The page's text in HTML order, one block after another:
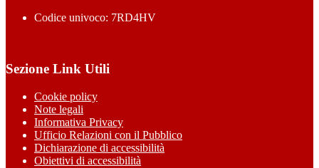
Codice univoco: 7RD4HV
Sezione Link Utili
Cookie policy
Note legali
Informativa Privacy
Ufficio Relazioni con il Pubblico
Dichiarazione di accessibilità
Obiettivi di accessibilità